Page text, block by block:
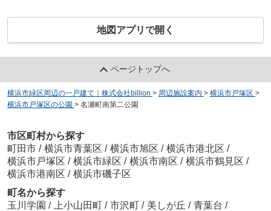
地図アプリで開く
ページトップへ
横浜市緑区周辺の一戸建て｜株式会社billion > 周辺施設案内 > 横浜市戸塚区 >
横浜市戸塚区の公園 > 名瀬町南第二公園
市区町村から探す
町田市 / 横浜市青葉区 / 横浜市旭区 / 横浜市港北区 /
横浜市戸塚区 / 横浜市緑区 / 横浜市南区 / 横浜市鶴見区 /
横浜市港南区 / 横浜市磯子区
町名から探す
玉川学園 / 上小山田町 / 市沢町 / 美しが丘 / 青葉台 /